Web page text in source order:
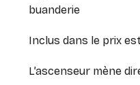
buanderie
Inclus dans le prix
L’ascenseur mène